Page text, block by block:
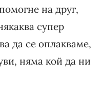
на друг,
супер
да се оплакваме,
няма кой да ни